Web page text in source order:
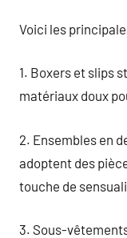
Voici les
1. Boxers et slips
matériaux doux
2. Ensembles en
adoptent des
touche de
3. Sous-